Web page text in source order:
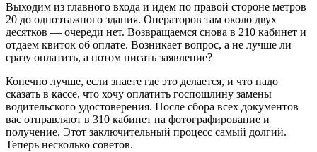
Выходим из главного входа и идем по правой стороне метров
20 до одноэтажного здания. Операторов там около двух
десятков — очереди нет. Возвращаемся снова в 210 кабинет и
отдаем квиток об оплате. Возникает вопрос, а не лучше ли
сразу оплатить, а потом писать заявление?
Конечно лучше, если знаете где это делается, и что надо
сказать в кассе, что хочу оплатить госпошлину замены
водительского удостоверения. После сбора всех документов
вас отправляют в 310 кабинет на фотографирование и
получение. Этот заключительный процесс самый долгий.
Теперь несколько советов.